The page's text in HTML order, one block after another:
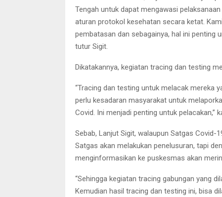
Tengah untuk dapat mengawasi
aturan protokol kesehatan secara ketat.
pembatasan dan sebagainya, hal ini penting
tutur Sigit.
Dikatakannya, kegiatan tracing dan testing
“Tracing dan testing untuk melacak mereka
perlu kesadaran masyarakat untuk
Covid. Ini menjadi penting untuk pelacakan,”
Sebab, Lanjut Sigit, walaupun Satgas
Satgas akan melakukan penelusuran, tapi
menginformasikan ke puskesmas akan
“Sehingga kegiatan tracing gabungan yang
Kemudian hasil tracing dan testing ini, bisa